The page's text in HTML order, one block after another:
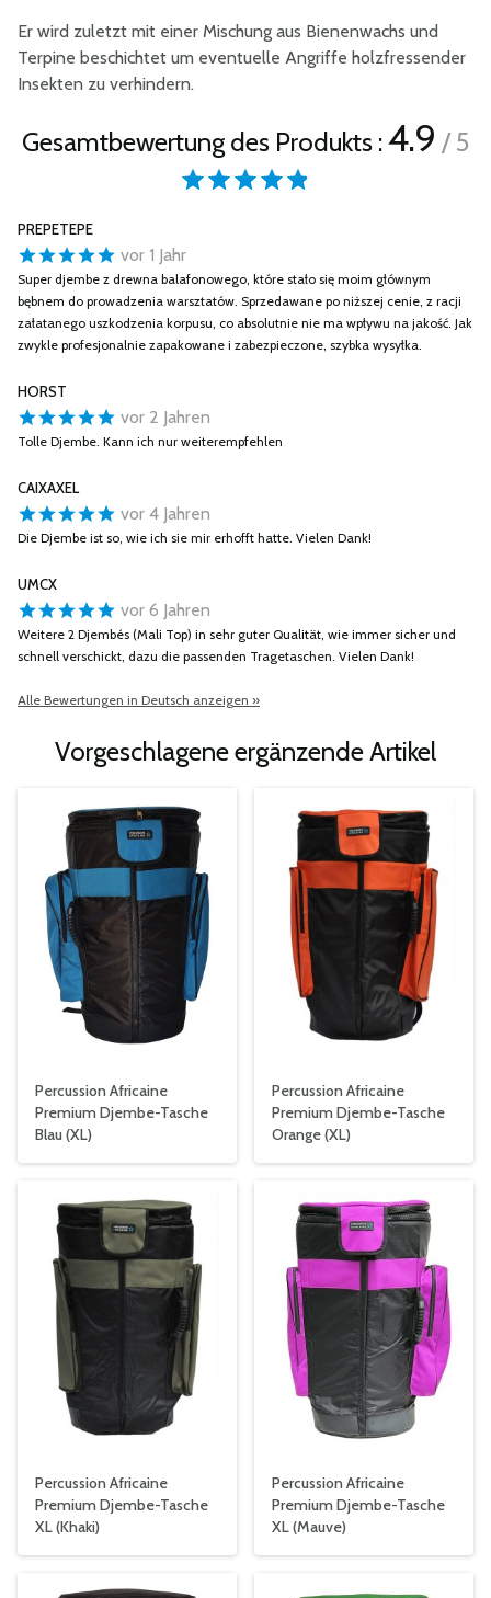
Er wird zuletzt mit einer Mischung aus Bienenwachs und
Terpine beschichtet um eventuelle Angriffe holzfressender
Insekten zu verhindern.
Gesamtbewertung des Produkts :4.9 / 5
PREPETEPE
vor 1 Jahr
Super djembe z drewna balafonowego, które stało się moim głównym
bębnem do prowadzenia warsztatów. Sprzedawane po niższej cenie, z racji
załatanego uszkodzenia korpusu, co absolutnie nie ma wpływu na jakość. Jak
zwykle profesjonalnie zapakowane i zabezpieczone, szybka wysyłka.
HORST
vor 2 Jahren
Tolle Djembe. Kann ich nur weiterempfehlen
CAIXAXEL
vor 4 Jahren
Die Djembe ist so, wie ich sie mir erhofft hatte. Vielen Dank!
UMCX
vor 6 Jahren
Weitere 2 Djembés (Mali Top) in sehr guter Qualität, wie immer sicher und
schnell verschickt, dazu die passenden Tragetaschen. Vielen Dank!
Alle Bewertungen in Deutsch anzeigen »
Vorgeschlagene ergänzende Artikel
Percussion Africaine
Premium Djembe-Tasche
Blau (XL)
Percussion Africaine
Premium Djembe-Tasche
Orange (XL)
Percussion Africaine
Premium Djembe-Tasche
XL (Khaki)
Percussion Africaine
Premium Djembe-Tasche
XL (Mauve)